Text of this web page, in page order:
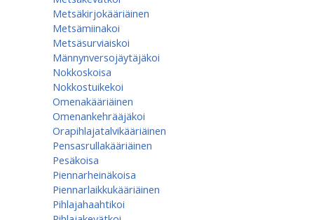
Metsäkirjokääriäinen
Metsämiinakoi
Metsäsurviaiskoi
Männynversojäytäjäkoi
Nokkoskoisa
Nokkostuikekoi
Omenakääriäinen
Omenan­kehrääjä­koi
Orapihlajatalvikääriäinen
Pensasrullakääriäinen
Pesäkoisa
Piennarheinäkoisa
Piennarlaikkukääriäinen
Pihlajahaahtikoi